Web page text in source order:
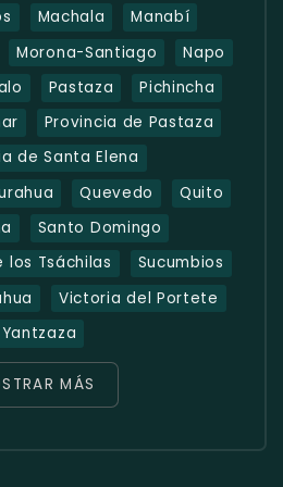
Machala
Manabí
Morona-Santiago
Napo
Pastaza
Pichincha
Provincia de Pastaza
de Santa Elena
Quevedo
Quito
Santo Domingo
los Tsáchilas
Sucumbios
Victoria del Portete
Yantzaza
MÁS